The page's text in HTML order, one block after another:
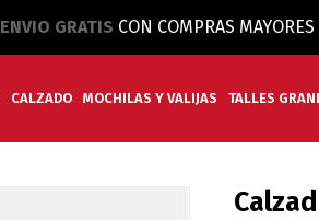
ENVIO GRATIS CON COMPRAS
CALZADO MOCHILAS Y VALIJAS TALLES